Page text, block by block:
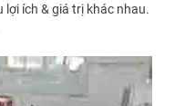
lợi ích & giá trị khác nhau.